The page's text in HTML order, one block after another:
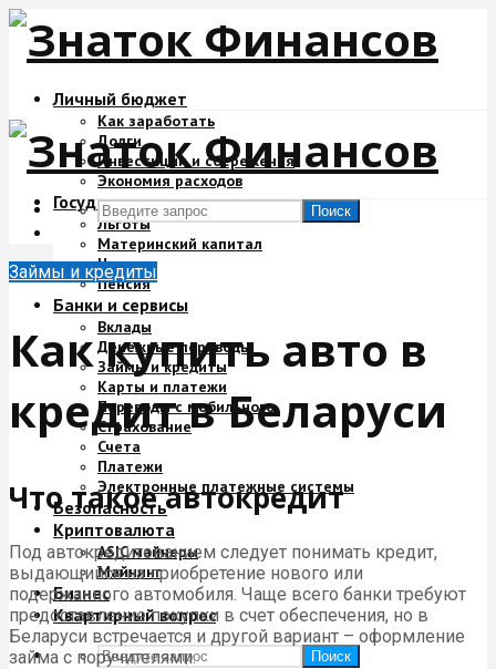
Личный бюджет
Как заработать
Долги
Инвестиции и сбережения
Экономия расходов
Государство и деньги
Льготы
Материнский капитал
Налоги
Пенсия
Банки и сервисы
Вклады
Денежные переводы
Займы и кредиты
Карты и платежи
Переводы с мобильного
Страхование
Счета
Платежи
Электронные платежные системы
Безопасность
Криптовалюта
ASIC майнеры
Майнинг
Бизнес
Квартирный вопрос
Поиск
Поиск
Займы и кредиты
Как купить авто в
кредит в Беларуси
Что такое автокредит
Под автокредитованием следует понимать кредит,
выдающийся на приобретение нового или
подержанного автомобиля. Чаще всего банки требуют
предоставление покупки в счет обеспечения, но в
Беларуси встречается и другой вариант – оформление
займа с поручителями.